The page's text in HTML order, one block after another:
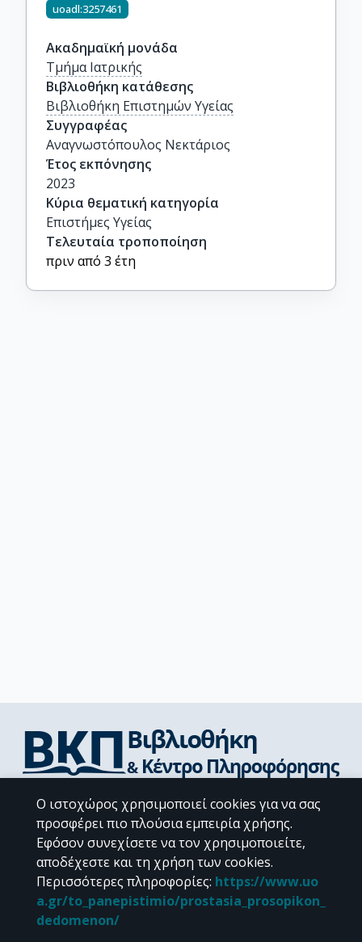
uoadl:3257461
Ακαδημαϊκή μονάδα
Τμήμα Ιατρικής
Βιβλιοθήκη κατάθεσης
Βιβλιοθήκη Επιστημών Υγείας
Συγγραφέας
Αναγνωστόπουλος Νεκτάριος
Έτος εκπόνησης
2023
Κύρια θεματική κατηγορία
Επιστήμες Υγείας
Τελευταία τροποποίηση
πριν από 3 έτη
Διεύθυνση Βιβλιοθήκης & Κέντρου Πληροφόρησης
Βιβλιοθήκες Σχολών του ΕΚΠΑ
Υπολογιστικό Κέντρο Βιβλιοθηκών
Επικοινωνία / Helpdesk
Ο ιστοχώρος χρησιμοποιεί cookies για να σας
προσφέρει πιο πλούσια εμπειρία χρήσης.
Εφόσον συνεχίσετε να τον χρησιμοποιείτε,
αποδέχεστε και τη χρήση των cookies.
Περισσότερες πληροφορίες: https://www.uo
a.gr/to_panepistimio/prostasia_prosopikon_
dedomenon/